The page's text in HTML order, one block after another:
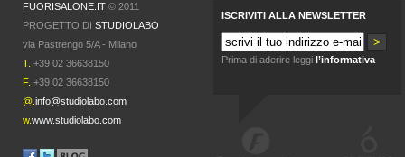
FUORISALONE.IT © 2011
PROGETTO DI STUDIOLABO
via Pastrengo 5/A - Milano
T. +39 02 36638150
F. +39 02 36638150
@. info@studiolabo.com
w.www.studiolabo.com
ISCRIVITI ALLA NEWSLETTER
Prima di aderire leggi l’informativa